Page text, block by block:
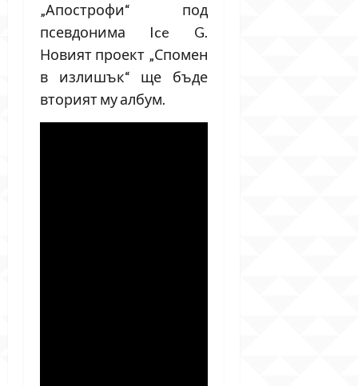
„Апострофи“ под
псевдонима Ice G.
Новият проект „Спомен
в излишък“ ще бъде
вторият му албум.